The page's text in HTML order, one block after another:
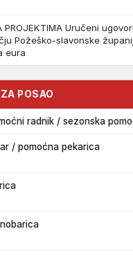
PROJEKTIMA Uručeni
Požeško-slavonske
eura
POSAO
radnik / sezonska
/ pomoćna pekarica